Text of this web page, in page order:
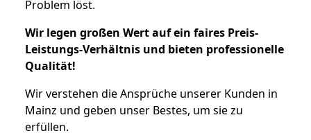
Problem löst.
Wir legen großen Wert auf ein faires Preis-
Leistungs-Verhältnis und bieten professionelle
Qualität!
Wir verstehen die Ansprüche unserer Kunden in
Mainz und geben unser Bestes, um sie zu
erfüllen.